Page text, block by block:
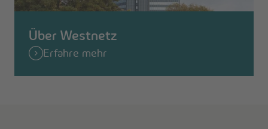
Über Westnetz
Erfahre mehr